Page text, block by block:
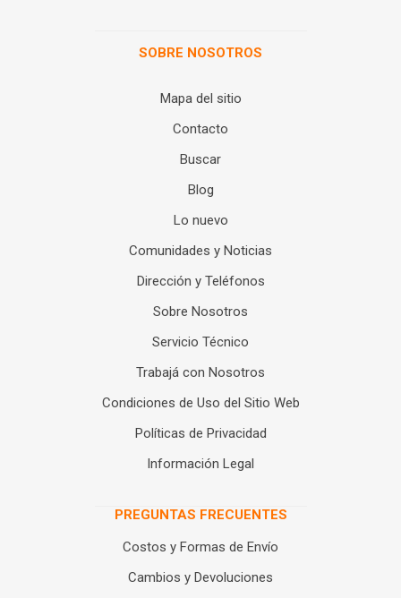
SOBRE NOSOTROS
Mapa del sitio
Contacto
Buscar
Blog
Lo nuevo
Comunidades y Noticias
Dirección y Teléfonos
Sobre Nosotros
Servicio Técnico
Trabajá con Nosotros
Condiciones de Uso del Sitio Web
Políticas de Privacidad
Información Legal
PREGUNTAS FRECUENTES
Costos y Formas de Envío
Cambios y Devoluciones